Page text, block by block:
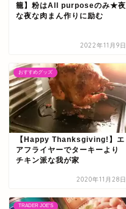
籠】粉はAll purposeのみ★夜
な夜な肉まん作りに励む
2022年11月9日
おすすめグッズ
【Happy Thanksgiving!】エ
アフライヤーでターキーより
チキン派な我が家
2020年11月28日
TRADER JOE'S